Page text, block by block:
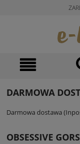
DARMOWA
Darmowa dostawa
OBSESSIVE